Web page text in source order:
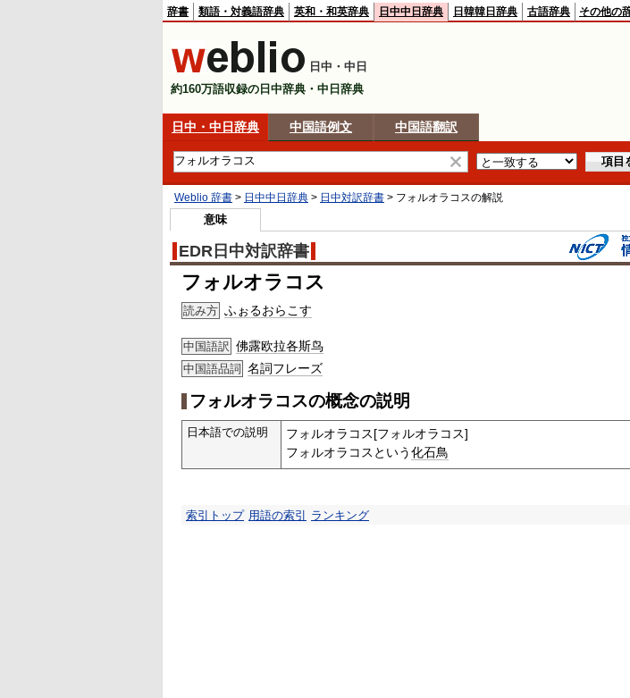
辞書 類語・対義語辞典 英和・和英辞典 日中中日辞典 日韓韓日辞典 古語辞典 その他の
日中・中日
約160万語収録の日中辞典・中日辞典
日中・中日辞典 中国語例文 中国語翻訳
Weblio 辞書 > 日中中日辞典 > 日中対訳辞書 > フォルオラコスの解説
意味
EDR日中対訳辞書
フォルオラコス
読み方 ふぉるおらこす
中国語訳 佛露欧拉各斯鸟
中国語品詞 名詞フレーズ
フォルオラコスの概念の説明
日本語での説明
フォルオラコス[フォルオラコス]
フォルオラコスという化石鳥
索引トップ 用語の索引 ランキング